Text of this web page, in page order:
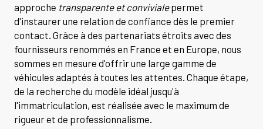
approche transparente et convivialepermet
d'instaurer une relation de confiance dès le premier
contact. Grâce à des partenariats étroits avec des
fournisseurs renommés en France et en Europe, nous
sommes en mesure d'offrir une large gamme de
véhicules adaptés à toutes les attentes. Chaque étape,
de la recherche du modèle idéal jusqu'à
l'immatriculation, est réalisée avec le maximum de
rigueur et de professionnalisme.